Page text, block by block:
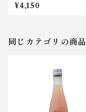
セット
¥4,150
同じカテゴリの商品